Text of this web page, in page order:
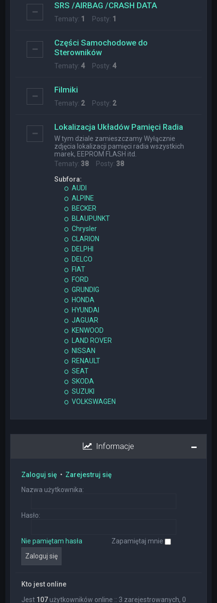
SRS /AIRBAG /CRASH DATA
Tematy: 1 Posty: 1
Części Samochodowe do
Sterowników
Tematy:4Posty:4
Filmiki
Tematy: 2Posty: 2
Lokalizacja Układów Pamięci Radia
W tym dziale zamieszczamy Wyłącznie
zdjęcia lokalizacji pamięci radia wszystkich
marek, EEPROM FLASH itd.
Tematy:38 Posty:38
Subfora:
AUDI
ALPINE
BECKER
BLAUPUNKT
Chrysler
CLARION
DELPHI
DELCO
FIAT
FORD
GRUNDIG
HONDA
HYUNDAI
JAGUAR
KENWOOD
LAND ROVER
NISSAN
RENAULT
SEAT
SKODA
SUZUKI
VOLKSWAGEN
Informacje
Zaloguj się • Zarejestruj się
Nazwa użytkownika:
Hasło:
Nie pamiętam hasła Zapamiętaj mnie
Kto jest online
Jest 107 użytkowników online :: 3 zarejestrowanych, 0